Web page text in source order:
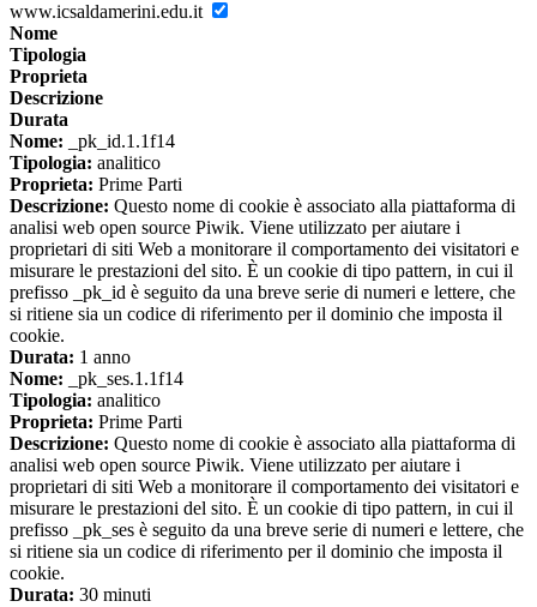
www.icsaldamerini.edu.it
Nome
Tipologia
Proprieta
Descrizione
Durata
Nome: _pk_id.1.1f14
Tipologia: analitico
Proprieta: Prime Parti
Descrizione: Questo nome di cookie è associato alla piattaforma di
analisi web open source Piwik. Viene utilizzato per aiutare i
proprietari di siti Web a monitorare il comportamento dei visitatori e
misurare le prestazioni del sito. È un cookie di tipo pattern, in cui il
prefisso _pk_id è seguito da una breve serie di numeri e lettere, che
si ritiene sia un codice di riferimento per il dominio che imposta il
cookie.
Durata: 1 anno
Nome: _pk_ses.1.1f14
Tipologia: analitico
Proprieta: Prime Parti
Descrizione: Questo nome di cookie è associato alla piattaforma di
analisi web open source Piwik. Viene utilizzato per aiutare i
proprietari di siti Web a monitorare il comportamento dei visitatori e
misurare le prestazioni del sito. È un cookie di tipo pattern, in cui il
prefisso _pk_ses è seguito da una breve serie di numeri e lettere, che
si ritiene sia un codice di riferimento per il dominio che imposta il
cookie.
Durata: 30 minuti